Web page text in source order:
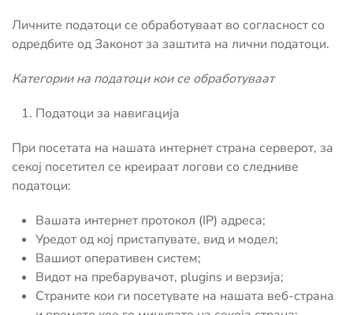
Личните податоци се обработуваат во согласност со
одредбите од Законот за заштита на лични податоци.
Категории на податоци кои се обработуваат
Податоци за навигација
При посетата на нашата интернет страна серверот, за
секој посетител се креираат логови со следниве
податоци:
Вашата интернет протокол (IP) адреса;
Уредот од кој пристапувате, вид и модел;
Вашиот оперативен систем;
Видот на пребарувачот, plugins и верзија;
Страните кои ги посетувате на нашата веб-страна